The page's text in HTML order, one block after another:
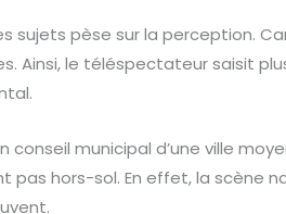
sujets pèse sur la perception.
Ainsi, le téléspectateur saisit
conseil municipal d’une ville
pas hors-sol. En effet, la scène